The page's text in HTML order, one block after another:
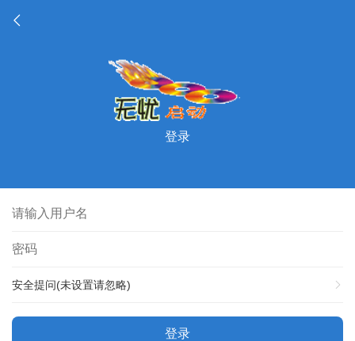
登录
安全提问(未设置请忽略)
登录